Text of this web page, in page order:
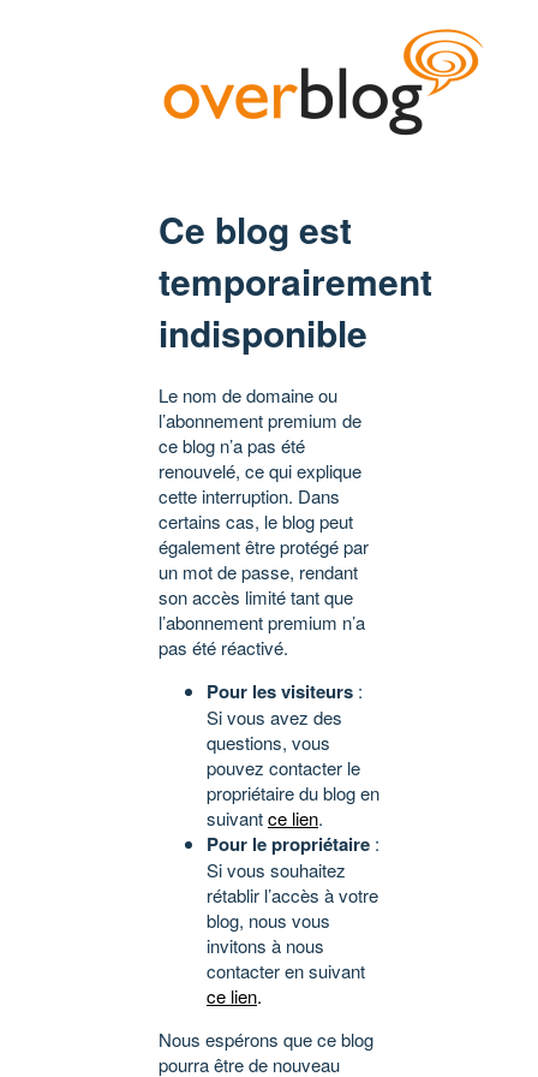
Ce blog est
temporairement
indisponible
Le nom de domaine ou
l’abonnement premium de
ce blog n’a pas été
renouvelé, ce qui explique
cette interruption. Dans
certains cas, le blog peut
également être protégé par
un mot de passe, rendant
son accès limité tant que
l’abonnement premium n’a
pas été réactivé.
Pour les visiteurs :
Si vous avez des
questions, vous
pouvez contacter le
propriétaire du blog en
suivantce lien.
Pour le propriétaire :
Si vous souhaitez
rétablir l’accès à votre
blog, nous vous
invitons à nous
contacter en suivant
ce lien.
Nous espérons que ce blog
pourra être de nouveau